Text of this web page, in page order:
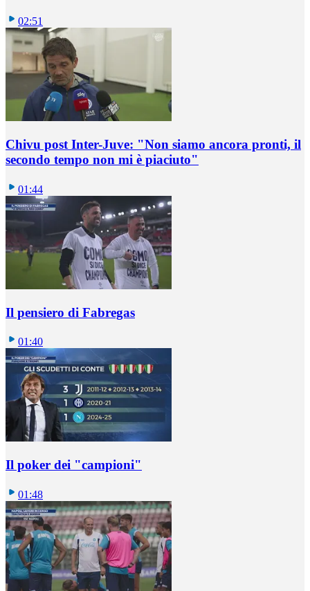
02:51
Chivu post Inter-Juve: "Non siamo ancora pronti, il
secondo tempo non mi è piaciuto"
01:44
Il pensiero di Fabregas
01:40
Il poker dei "campioni"
01:48